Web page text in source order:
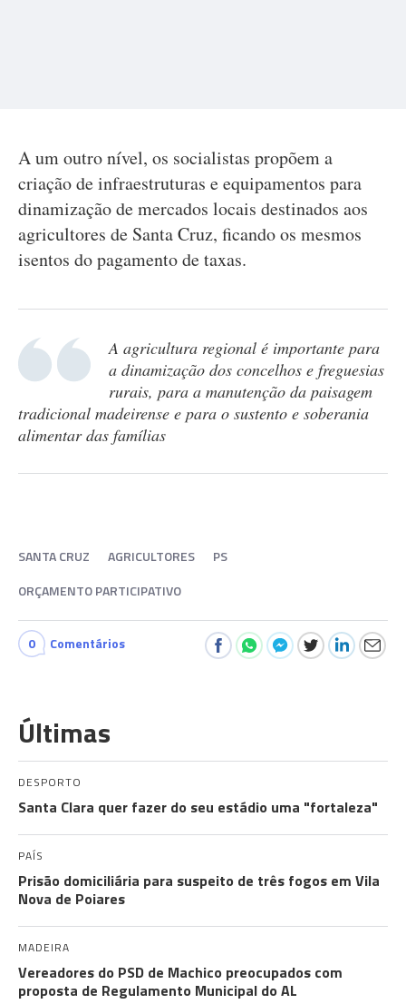
A um outro nível, os socialistas propõem a
criação de infraestruturas e equipamentos para
dinamização de mercados locais destinados aos
agricultores de Santa Cruz, ficando os mesmos
isentos do pagamento de taxas.
A agricultura regional é importante para
a dinamização dos concelhos e freguesias
rurais, para a manutenção da paisagem
tradicional madeirense e para o sustento e soberania
alimentar das famílias
SANTA CRUZ AGRICULTORES
PS
ORÇAMENTO PARTICIPATIVO
0 Comentários
Últimas
DESPORTO
Santa Clara quer fazer do seu estádio uma "fortaleza"
PAÍS
Prisão domiciliária para suspeito de três fogos em Vila
Nova de Poiares
MADEIRA
Vereadores do PSD de Machico preocupados com
proposta de Regulamento Municipal do AL